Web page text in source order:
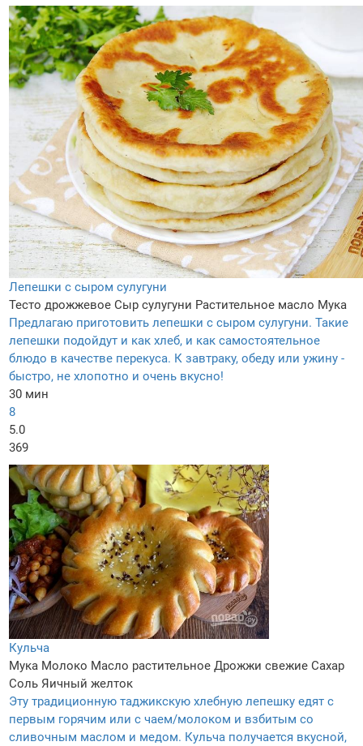
Лепешки с сыром сулугуни
Тесто дрожжевое Сыр сулугуни Растительное масло Мука
Предлагаю приготовить лепешки с сыром сулугуни. Такие
лепешки подойдут и как хлеб, и как самостоятельное
блюдо в качестве перекуса. К завтраку, обеду или ужину -
быстро, не хлопотно и очень вкусно!
30 мин
8
5.0
369
Кульча
Мука Молоко Масло растительное Дрожжи свежие Сахар
Соль Яичный желток
Эту традиционную таджикскую хлебную лепешку едят с
первым горячим или с чаем/молоком и взбитым со
сливочным маслом и медом. Кульча получается вкусной,